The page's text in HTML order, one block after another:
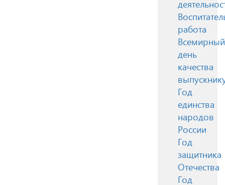
работа
Всемирный
день
качества
Год
единства
народов
России
Год
защитника
Отечества
Год